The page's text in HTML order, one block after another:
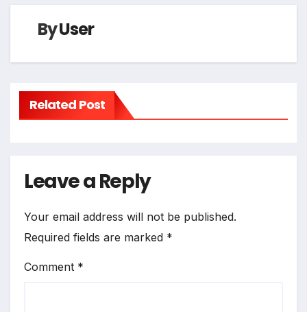
ByUser
Related Post
Leave a Reply
Your email address will not be published.
Required fields are marked *
Comment *